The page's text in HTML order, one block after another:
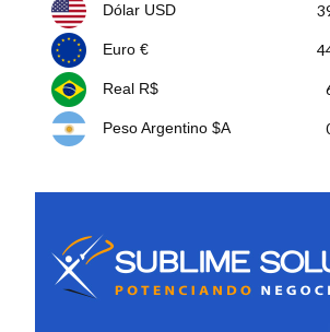
Dólar USD
Euro €
Real R$
Peso Argentino $A